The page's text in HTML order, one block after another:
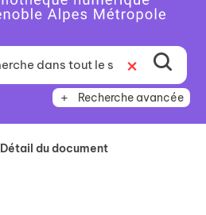
Recherche avancée
Détail du document